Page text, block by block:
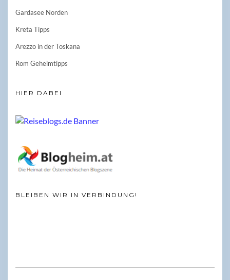
Gardasee Norden
Kreta Tipps
Arezzo in der Toskana
Rom Geheimtipps
HIER DABEI
BLEIBEN WIR IN VERBINDUNG!